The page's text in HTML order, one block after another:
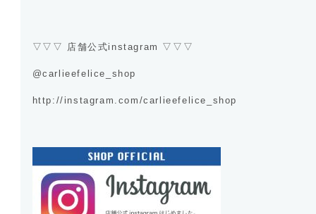
▽▽▽ 店舗公式instagram ▽▽▽
@carlieefelice_shop
http://instagram.com/carlieefelice_shop